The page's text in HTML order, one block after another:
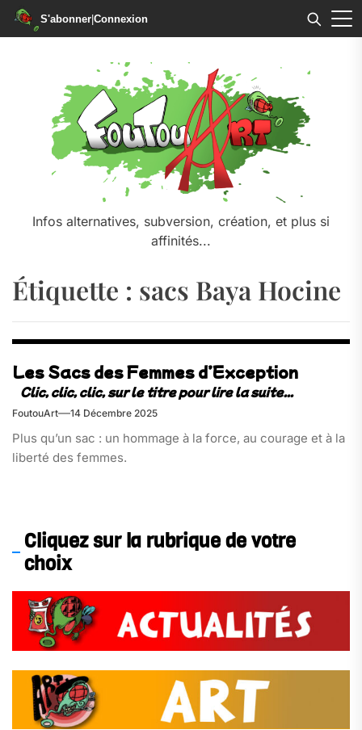
S'abonner|Connexion
Infos alternatives, subversion, création, et plus si
affinités...
Étiquette : sacs Baya Hocine
Les Sacs des Femmes d’Exception
FoutouArt 14 Décembre 2025
Plus qu’un sac : un hommage à la force, au courage et à la
liberté des femmes.
Cliquez sur la rubrique de votre
choix